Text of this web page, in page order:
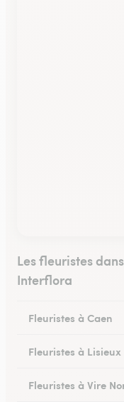
Les fleuristes
Interflora
Fleuristes à Caen
Fleuristes à Lisieux
Fleuristes à Vire